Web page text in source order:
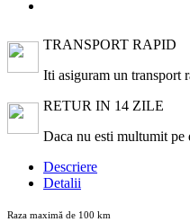
TRANSPORT RAPID
Iti asiguram un transport
RETUR IN 14 ZILE
Daca nu esti multumit
Descriere
Detalii
Raza maximă de 100 km